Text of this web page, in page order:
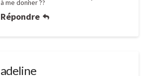
à me donner ??
Répondre
adeline